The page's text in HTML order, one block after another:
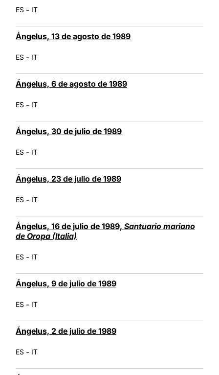
ES - IT
Ángelus, 13 de agosto de 1989
ES - IT
Ángelus, 6 de agosto de 1989
ES - IT
Ángelus, 30 de julio de 1989
ES - IT
Ángelus, 23 de julio de 1989
ES - IT
Ángelus, 16 de julio de 1989, Santuario mariano
de Oropa (Italia)
ES - IT
Ángelus, 9 de julio de 1989
ES - IT
Ángelus, 2 de julio de 1989
ES - IT